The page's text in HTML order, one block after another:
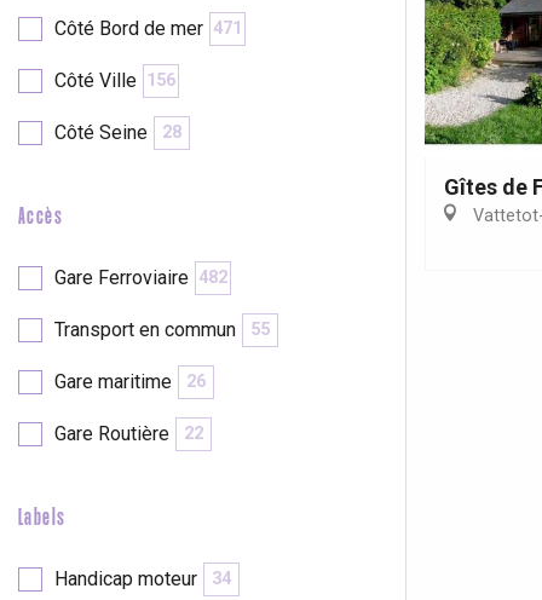
Côté Bord de mer 471
Côté Ville 156
Côté Seine 28
Accès
Gare Ferroviaire 482
Transport en commun 55
Gare maritime 26
Gare Routière 22
Labels
Handicap moteur 34
Gîtes de